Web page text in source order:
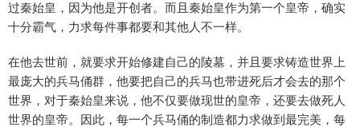
过秦始皇，因为他是开创者。而且秦始皇作为第一个皇帝，确实
十分霸气，力求每件事都要和其他人不一样。
在他去世前，就要求开始修建自己的陵墓，并且要求铸造世界上
最庞大的兵马俑群，他要把自己的兵马也带进死后才会去的那个
世界，对于秦始皇来说，他不仅要做现世的皇帝，还要去做死人
世界的皇帝。因此，每一个兵马俑的制造都力求做到最完美，每